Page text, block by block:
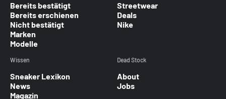
Bereits bestätigt
Bereits erschienen
Nicht bestätigt
Marken
Modelle
Streetwear
Deals
Nike
Wissen
Sneaker Lexikon
News
Magazin
Dead Stock
About
Jobs